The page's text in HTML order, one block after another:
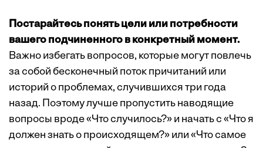
Постарайтесь понять цели или потребности
вашего подчиненного в конкретный момент.
Важно избегать вопросов, которые могут повлечь
за собой бесконечный поток причитаний или
историй о проблемах, случившихся три года
назад. Поэтому лучше пропустить наводящие
вопросы вроде «Что случилось?» и начать с «Что я
должен знать о происходящем?» или «Что самое